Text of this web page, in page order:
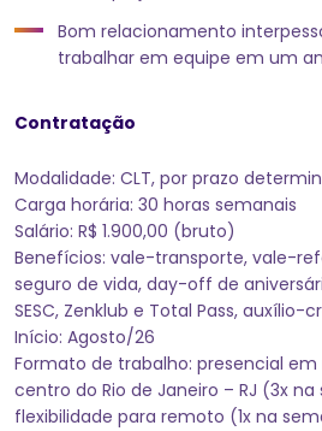
Bom relacionamento
trabalhar em equipe em um
Contratação
Modalidade: CLT, por prazo
Carga horária: 30 horas semanais
Salário: R$ 1.900,00 (bruto)
Benefícios: vale-transporte, vale-
seguro de vida, day-off de
SESC, Zenklub e Total Pass, auxílio-
Início: Agosto/26
Formato de trabalho: presencial
centro do Rio de Janeiro – RJ (3x
flexibilidade para remoto (1x na